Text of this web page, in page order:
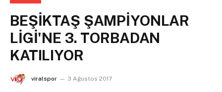
BEŞİKTAŞ ŞAMPİYONLAR
LİGİ'NE 3. TORBADAN
KATILIYOR
viralspor 3 Ağustos 2017